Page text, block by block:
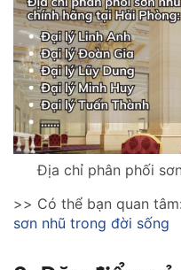
Địa chỉ phân phối
>> Có thể bạn quan tâm:
sơn nhũ trong đời sống